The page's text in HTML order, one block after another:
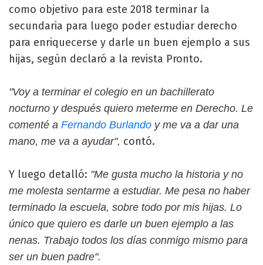
como objetivo para este 2018 terminar la
secundaria para luego poder estudiar derecho
para enriquecerse y darle un buen ejemplo a sus
hijas, según declaró a la revista Pronto.
"Voy a terminar el colegio en un bachillerato
nocturno y después quiero meterme en Derecho. Le
comenté a Fernando Burlando y me va a dar una
mano, me va a ayudar", contó.
Y luego detalló: "Me gusta mucho la historia y no
me molesta sentarme a estudiar. Me pesa no haber
terminado la escuela, sobre todo por mis hijas. Lo
único que quiero es darle un buen ejemplo a las
nenas. Trabajo todos los días conmigo mismo para
ser un buen padre".